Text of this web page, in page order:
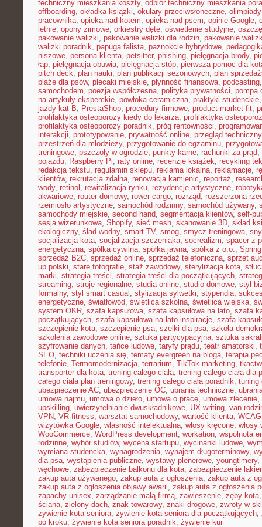
techniczny mieszkania koszty, odbiór techniczny mieszkania
offboarding, okładka książki, okulary przeciwsłoneczne,
pracownika, opieka nad kotem, opieka nad psem, opinie Google,
letnie, opony zimowe, orkiestry dęte, oświetlenie studyjne,
pakowanie walizki, pakowanie walizki dla rodzin, pakowanie
walizki poradnik, papuga falista, paznokcie hybrydowe,
niszowe, persona klienta, petsitter, phishing, pielęgnacja brody,
łap, pielęgnacja obuwia, pielęgnacja stóp, pierwsza pomoc dla
pitch deck, plan nauki, plan publikacji sezonowych, plan
plaże dla psów, plecaki miejskie, płynność finansowa, podcasting
samochodem, poezja współczesna, polityka prywatności, pompa
na artykuły eksperckie, powłoka ceramiczna, praktyki studenckie
jazdy kat B, PrestaShop, procedury firmowe, product market fit,
profilaktyka osteoporozy kiedy do lekarza, profilaktyka
profilaktyka osteoporozy poradnik, próg rentowności,
interakcji, prototypowanie, prywatność online, przegląd techniczny
przestrzeń dla młodzieży, przygotowanie do egzaminu,
treningowe, pszczoły w ogrodzie, punkty karne, rachunki za prąd,
pojazdu, Raspberry Pi, raty online, recenzje książek, recykling
redakcja tekstu, regulamin sklepu, reklama lokalna, reklamacje,
klientów, rekrutacja zdalna, renowacja kamienic, reportaż,
wody, retinol , rewitalizacja rynku, rezydencje artystyczne,
akwariowe, router domowy, rower cargo, rozrząd, rozszerzona
rzemiosło artystyczne, samochód rodzinny, samochód używany,
samochody miejskie, second hand, segmentacja klientów, self-
sesja wizerunkowa, Shopify, sieć mesh, skanowanie 3D, skład
ekologiczny, ślad wodny, smart TV, smog, smycz treningowa,
socjalizacja kota, socjalizacja szczeniaka, socrealizm, spacer z
energetyczna, spółka cywilna, spółka jawna, spółka z o.o.,
sprzedaż B2C, sprzedaż online, sprzedaż telefoniczna, sprzęt
up polski, stare fotografie, staż zawodowy, sterylizacja kota,
marki, strategia treści, strategia treści dla początkujących,
streaming, stroje regionalne, studia online, studio domowe, styl
formalny, styl smart casual , stylizacja sylwetki, stypendia,
energetyczne, światłowód, świetlica szkolna, świetlica wiejska,
system OKR, szafa kapsułowa, szafa kapsułowa na lato, szafa
początkujących, szafa kapsułowa na lato inspiracje, szafa
szczepienie kota, szczepienie psa, szelki dla psa, szkoła
szkolenia zawodowe online, sztuka partycypacyjna, sztuka
szyfrowanie danych, tańce ludowe, taryfy prądu, teatr amatorski,
SEO, techniki uczenia się, tematy evergreen na bloga, terapia
telefonie, Termomodernizacja, terrarium, TikTok marketing,
transporter dla kota, trening całego ciała, trening całego ciała dla
całego ciała plan treningowy, trening całego ciała poradnik, tuning
ubezpieczenie AC, ubezpieczenie OC, ubrania techniczne,
umowa najmu, umowa o dzieło, umowa o pracę, umowa zlecenie,
upskilling, uwierzytelnianie dwuskładnikowe, UX writing, van
VPN, VR fitness, warsztat samochodowy, wartość klienta, WCAG
wizytówka Google, własność intelektualna, włosy kręcone, włosy
WooCommerce, WordPress development, workation, wspólnota
rodzinne, wybór studiów, wycena startupu, wycinanki ludowe,
wymiana studencka, wynagrodzenia, wynajem długoterminowy,
dla psa, wystąpienia publiczne, wystawy plenerowe, youngtimery,
węchowe, zabezpieczenie balkonu dla kota, zabezpieczenie
zakup auta używanego, zakup auta z ogłoszenia, zakup auta z
zakup auta z ogłoszenia objawy awarii, zakup auta z ogłoszenia
zapachy unisex, zarządzanie małą firmą, zawieszenie, zęby kota
ściana, zielony dach, znak towarowy, znaki drogowe, zwroty w
żywienie kota seniora, żywienie kota seniora dla początkujących,
po kroku, żywienie kota seniora poradnik, żywienie kur